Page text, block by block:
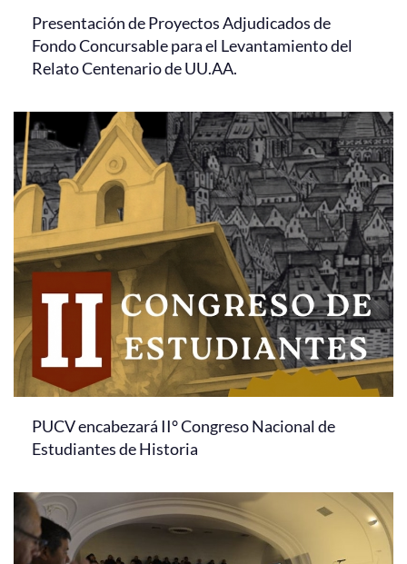
Presentación de Proyectos Adjudicados de
Fondo Concursable para el Levantamiento del
Relato Centenario de UU.AA.
PUCV encabezará II° Congreso Nacional de
Estudiantes de Historia